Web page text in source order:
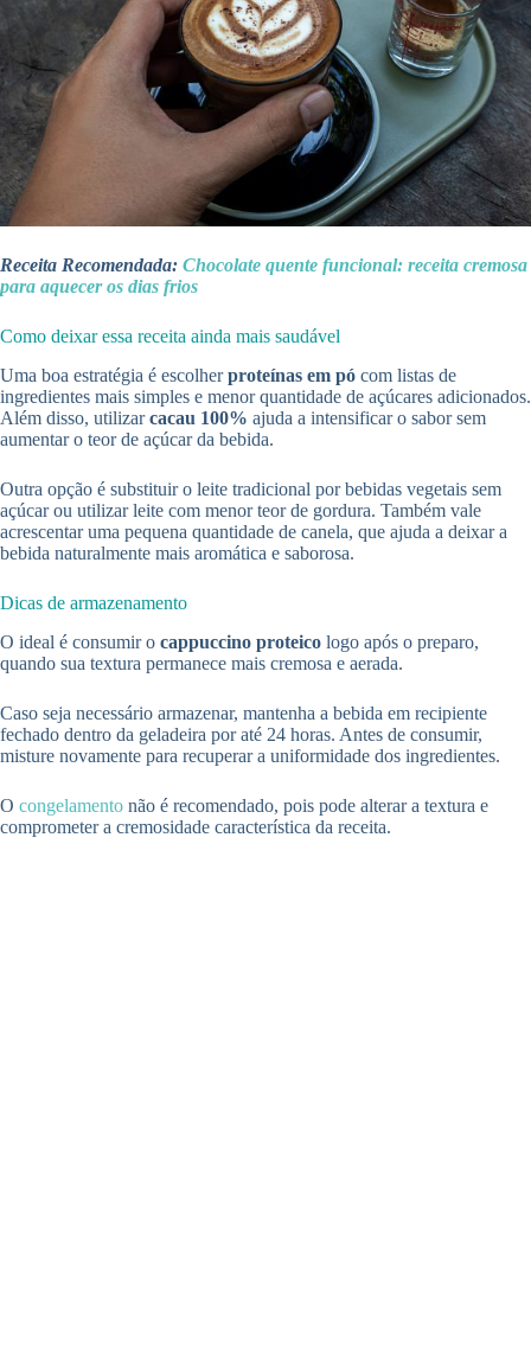
Receita Recomendada: Chocolate quente funcional: receita cremosa
para aquecer os dias frios
Como deixar essa receita ainda mais saudável
Uma boa estratégia é escolherproteínas em pó com listas de
ingredientes mais simples e menor quantidade de açúcares adicionados.
Além disso, utilizarcacau 100% ajuda a intensificar o sabor sem
aumentar o teor de açúcar da bebida.
Outra opção é substituir o leite tradicional por bebidas vegetais sem
açúcar ou utilizar leite com menor teor de gordura. Também vale
acrescentar uma pequena quantidade de canela, que ajuda a deixar a
bebida naturalmente mais aromática e saborosa.
Dicas de armazenamento
O ideal é consumir o cappuccino proteico logo após o preparo,
quando sua textura permanece mais cremosa e aerada.
Caso seja necessário armazenar, mantenha a bebida em recipiente
fechado dentro da geladeira por até 24 horas. Antes de consumir,
misture novamente para recuperar a uniformidade dos ingredientes.
O congelamento não é recomendado, pois pode alterar a textura e
comprometer a cremosidade característica da receita.